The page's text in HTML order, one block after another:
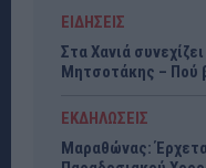
ΕΙΔΗΣΕΙΣ
Στα Χανιά
Μητσοτάκης – Πού
ΕΚΔΗΛΩΣΕΙΣ
Μαραθώνας: